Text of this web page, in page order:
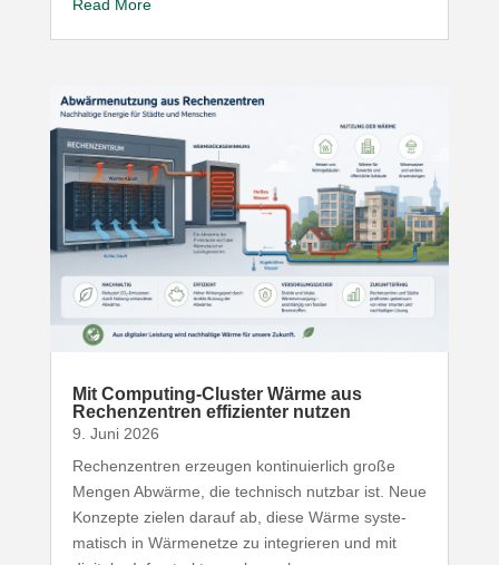
Read More
Mit Computing-​Cluster Wärme aus
Rechen­zentren effi­zi­enter nutzen
9. Juni 2026
Rechen­zentren erzeugen konti­nu­ierlich große
Mengen Abwärme, die technisch nutzbar ist. Neue
Konzepte zielen darauf ab, diese Wärme syste­
ma­tisch in Wärme­netze zu inte­grieren und mit